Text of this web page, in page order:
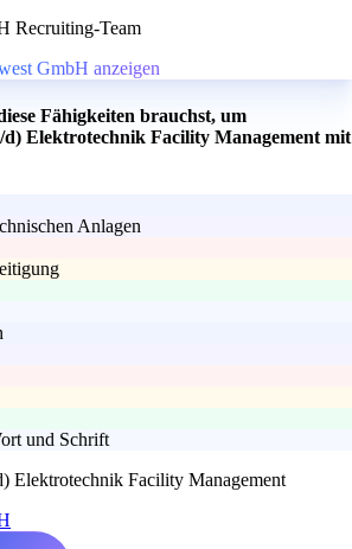
Recruiting-Team
GmbH anzeigen
Fähigkeiten brauchst, um
d) Elektrotechnik Facility Management mit
Anlagen
und Schrift
Elektrotechnik Facility Management